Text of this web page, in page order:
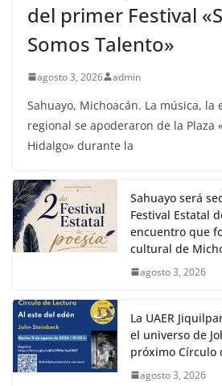
del primer Festival
Somos Talento»
agosto 3, 2026 admin
Sahuayo, Michoacán. La música, la
regional se apoderaron de la Plaza
Hidalgo» durante la
Sahuayo será
Festival Estatal
encuentro que
cultural de
agosto 3, 2026
La UAER
el universo de
próximo Círculo
agosto 3, 2026